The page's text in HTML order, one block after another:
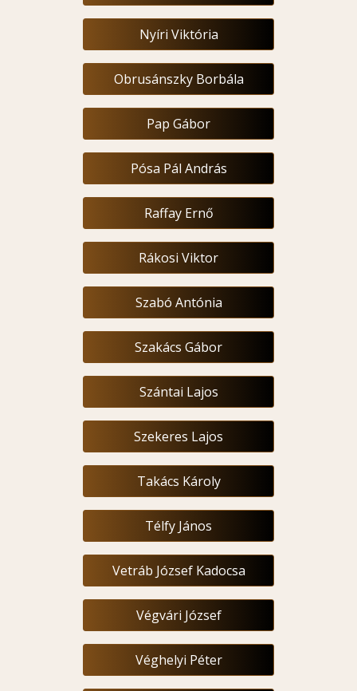
Nyíri Viktória
Obrusánszky Borbála
Pap Gábor
Pósa Pál András
Raffay Ernő
Rákosi Viktor
Szabó Antónia
Szakács Gábor
Szántai Lajos
Szekeres Lajos
Takács Károly
Télfy János
Vetráb József Kadocsa
Végvári József
Véghelyi Péter